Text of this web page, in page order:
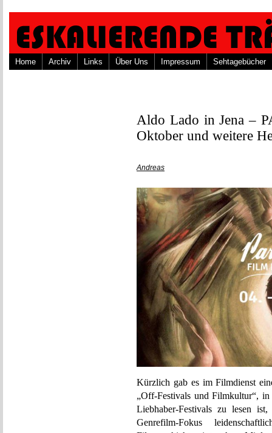
Home Archiv Links Über Uns Impressum Sehtagebücher
Aldo Lado in Jena –
Oktober und weitere
Andreas
Kürzlich gab es im Filmdienst
„Off-Festivals und Filmkultur“,
Liebhaber-Festivals zu lesen
Genrefilm-Fokus